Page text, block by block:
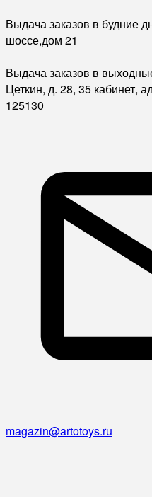
Выдача заказов в будние
шоссе,дом 21
Выдача заказов в
Цеткин, д. 28, 35 кабинет,
125130
magazin@artotoys.ru